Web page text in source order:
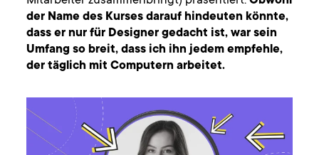
der Name des Kurses darauf hindeuten könnte,
dass er nur für Designer gedacht ist, war sein
Umfang so breit, dass ich ihn jedem empfehle,
der täglich mit Computern arbeitet.